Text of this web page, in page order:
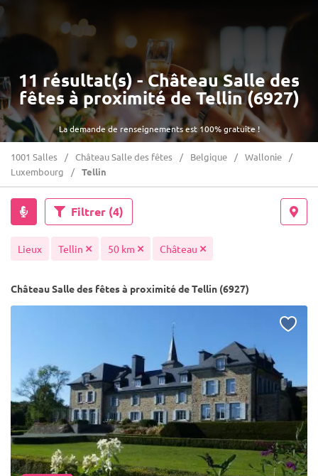
La demande de renseignements est 100% gratuite !
11 résultat(s) - Château Salle des
fêtes à proximité de Tellin (6927)
1001 Salles Château Salle des fêtes Belgique
Wallonie
Luxembourg
Tellin
Filtrer (4)
Lieux Tellin 50 km Château
Château Salle des fêtes à proximité de Tellin (6927)